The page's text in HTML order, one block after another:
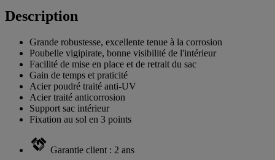
Description
Grande robustesse, excellente tenue à la corrosion
Poubelle vigipirate, bonne visibilité de l'intérieur
Facilité de mise en place et de retrait du sac
Gain de temps et praticité
Acier poudré traité anti-UV
Acier traité anticorrosion
Support sac intérieur
Fixation au sol en 3 points
Garantie client : 2 ans